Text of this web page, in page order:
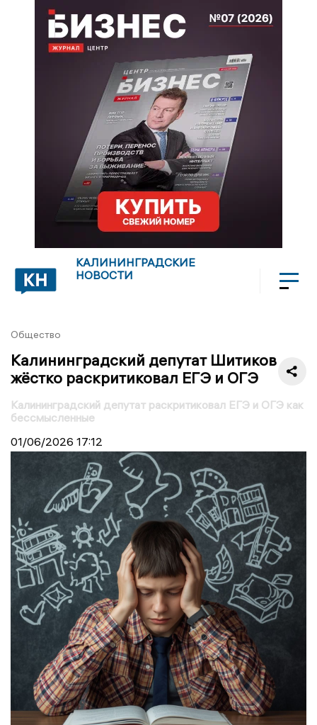
КАЛИНИНГРАДСКИЕ
НОВОСТИ
Общество
Калининградский депутат Шитиков
жёстко раскритиковал ЕГЭ и ОГЭ
Калининградский депутат раскритиковал ЕГЭ и ОГЭ как
бессмысленные
01/06/2026 17:12